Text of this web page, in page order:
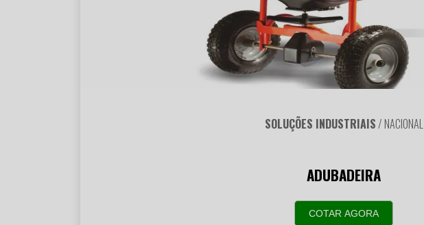
SOLUÇÕES INDUSTRIAIS/ NACIONAL
ADUBADEIRA
COTAR AGORA